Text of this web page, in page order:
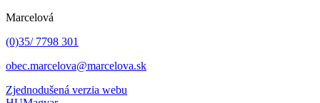
Marcelová
(0)35/ 7798 301
obec.marcelova@marcelova.sk
Zjednodušená verzia webu